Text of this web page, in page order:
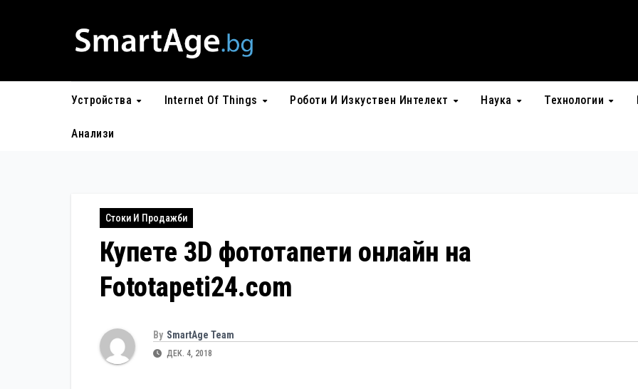
Устройства Internet Of Things Роботи И Изкуствен Интелект Наука Технологии
Анализи
Стоки И Продажби
Купете 3D фототапети онлайн на
Fototapeti24.com
By SmartAge Team
ДЕК. 4, 2018